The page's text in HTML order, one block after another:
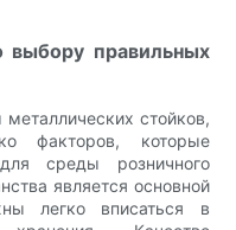
правильных
стойков,
факторов, которые
среды розничного
является основной
легко вписаться в